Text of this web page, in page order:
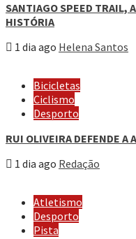
SANTIAGO SPEED TRAIL,
HISTÓRIA
1 dia ago Helena Santos
Bicicletas
Ciclismo
Desporto
RUI OLIVEIRA DEFENDE A
1 dia ago Redação
Atletismo
Desporto
Pista